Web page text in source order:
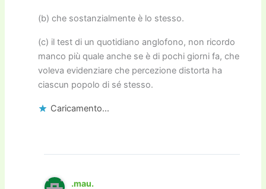
(b) che sostanzialmente è lo stesso.
(c) il test di un quotidiano anglofono, non ricordo
manco più quale anche se è di pochi giorni fa, che
voleva evidenziare che percezione distorta ha
ciascun popolo di sé stesso.
Caricamento...
.mau.